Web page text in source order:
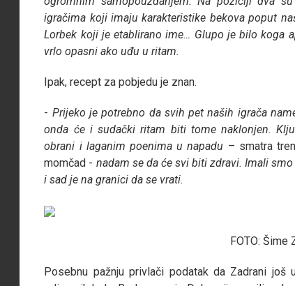
igračima koji imaju karakteristike bekova poput
Lorbek koji je etablirano ime… Glupo je bilo
vrlo opasni ako uđu u ritam.
Ipak, recept za pobjedu je znan.
- Prijeko je potrebno da svih pet naših igrača
onda će i sudački ritam biti tome naklonjen.
obrani i laganim poenima u napadu – smatra
momčad - nadam se da će svi biti zdravi. Imali
i sad je na granici da se vrati.
FOTO: Šime
Posebnu pažnju privlači podatak da Zadrani